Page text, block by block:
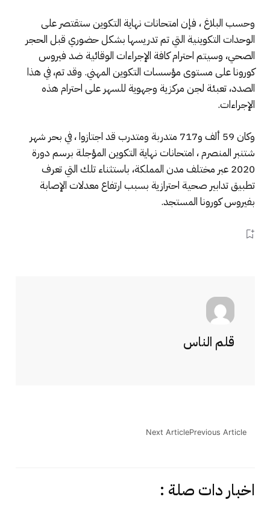
وحسب البلاغ ، فإن امتحانات نهاية التكوين ستقتصر على
الوحدات التكوينية التي تم تدريسها بشكل حضوري قبل الحجر
الصحي، وسيتم احترام كافة الإجراءات الوقائية ضد فيروس
كورونا على مستوى مؤسسات التكوين المهني. وقد تم، في هذا
الصدد، تعبئة لجن مركزية وجهوية للسهر على احترام هذه
الإجراءات.
وكان 59 ألف و717 متدربة ومتدرب قد اجتازوا ، في بحر شهر
شتنبر المنصرم ، امتحانات نهاية التكوين المؤجلة برسم دورة
2020 عبر مختلف مدن المملكة، باستثناء تلك التي تعرف
تطبيق تدابير صحية احترازية بسبب ارتفاع معدلات الإصابة
بفيروس كورونا المستجد.
قلم الناس
Previous Article
Next Article
اخبار دات صلة :